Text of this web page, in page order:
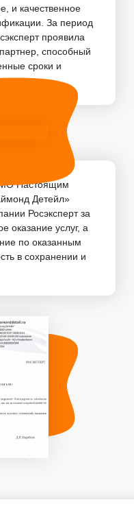
и качественное
За период
проявила
способный
сроки и
Настоящим
Детейл»
Росэксперт за
оказание услуг, а
по оказанным
в сохранении и